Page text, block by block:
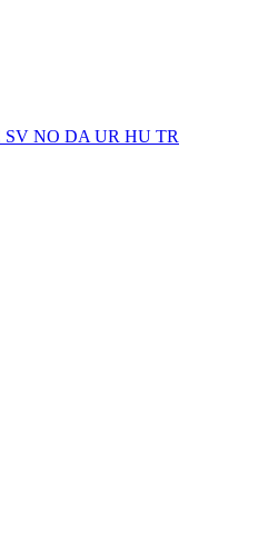
SV NO DA UR HU TR